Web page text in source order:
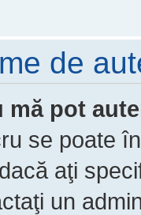
de
mă pot
se poate
aţi
un